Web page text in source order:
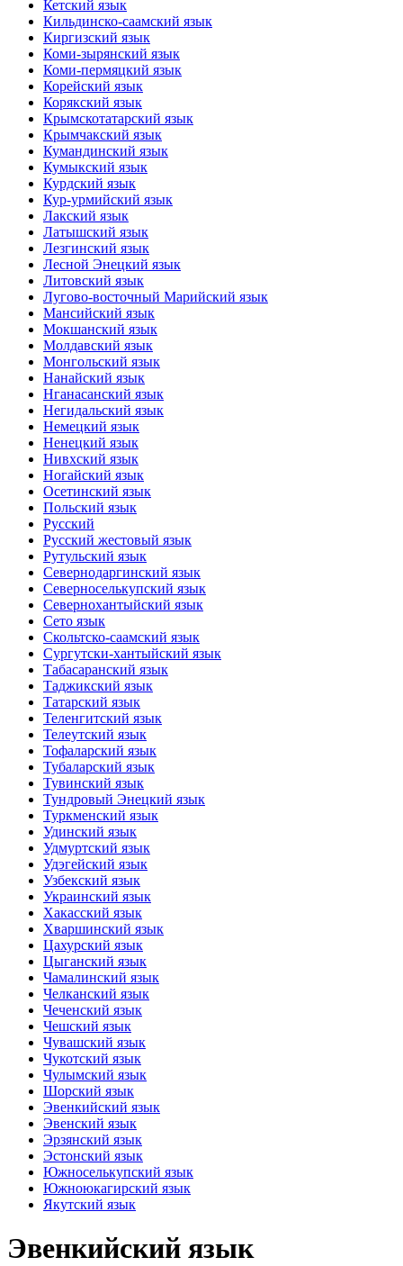
Кетский язык
Кильдинско-саамский язык
Киргизский язык
Коми-зырянский язык
Коми-пермяцкий язык
Корейский язык
Корякский язык
Крымскотатарский язык
Крымчакский язык
Кумандинский язык
Кумыкский язык
Курдский язык
Кур-урмийский язык
Лакский язык
Латышский язык
Лезгинский язык
Лесной Энецкий язык
Литовский язык
Лугово-восточный Марийский язык
Мансийский язык
Мокшанский язык
Молдавский язык
Монгольский язык
Нанайский язык
Нганасанский язык
Негидальский язык
Немецкий язык
Ненецкий язык
Нивхский язык
Ногайский язык
Осетинский язык
Польский язык
Русский
Русский жестовый язык
Рутульский язык
Севернодаргинский язык
Северноселькупский язык
Севернохантыйский язык
Сето язык
Скольтско-саамский язык
Сургутски-хантыйский язык
Табасаранский язык
Таджикский язык
Татарский язык
Теленгитский язык
Телеутский язык
Тофаларский язык
Тубаларский язык
Тувинский язык
Тундровый Энецкий язык
Туркменский язык
Удинский язык
Удмуртский язык
Удэгейский язык
Узбекский язык
Украинский язык
Хакасский язык
Хваршинский язык
Цахурский язык
Цыганский язык
Чамалинский язык
Челканский язык
Чеченский язык
Чешский язык
Чувашский язык
Чукотский язык
Чулымский язык
Шорский язык
Эвенкийский язык
Эвенский язык
Эрзянский язык
Эстонский язык
Южноселькупский язык
Южноюкагирский язык
Якутский язык
Эвенкийский язык